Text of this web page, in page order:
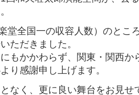
堂全国一の収容人数）のとこ
ただきました。
もかかわらず、関東・関西か
り感謝申し上げます。
なく、更に良い舞台をお見せ